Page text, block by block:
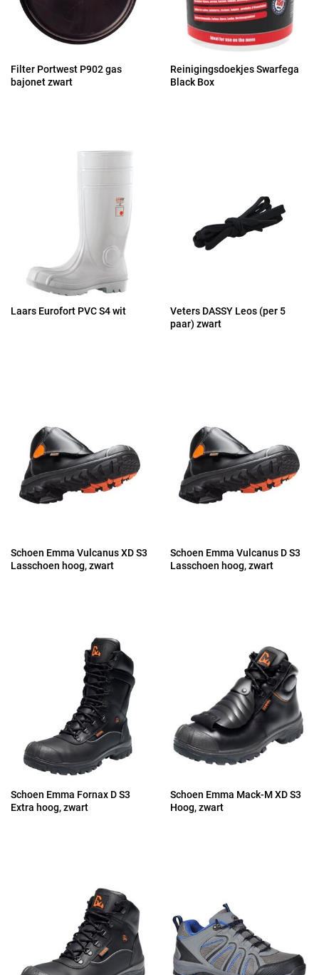
Filter Portwest P902 gas
bajonet zwart
Reinigingsdoekjes Swarfega
Black Box
Laars Eurofort PVC S4 wit
Veters DASSY Leos (per 5
paar) zwart
Schoen Emma Vulcanus XD S3
Lasschoen hoog, zwart
Schoen Emma Vulcanus D S3
Lasschoen hoog, zwart
Schoen Emma Fornax D S3
Extra hoog, zwart
Schoen Emma Mack-M XD S3
Hoog, zwart